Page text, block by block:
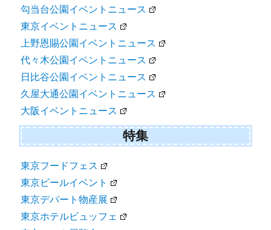
勾当台公園イベントニュース
東京イベントニュース
上野恩賜公園イベントニュース
代々木公園イベントニュース
日比谷公園イベントニュース
久屋大通公園イベントニュース
大阪イベントニュース
特集
東京フードフェス
東京ビールイベント
東京デパート物産展
東京ホテルビュッフェ